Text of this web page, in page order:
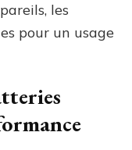
les
pour un usage